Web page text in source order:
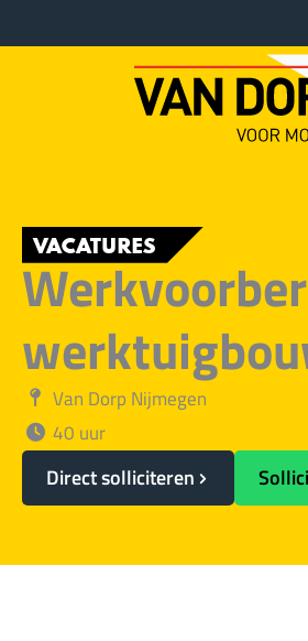
naar
VACATURES
Van Dorp Nijmegen
40 uur
Direct solliciteren